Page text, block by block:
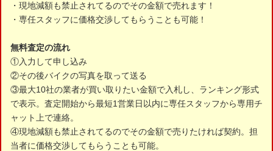
・現地減額も禁止されてるのでその金額で売れます！
・専任スタッフに価格交渉してもらうことも可能！
無料査定の流れ
①入力して申し込み
②その後バイクの写真を取って送る
③最大10社の業者が買い取りたい金額で入札し、ランキング形式
で表示。査定開始から最短1営業日以内に専任スタッフから専用チ
ャット上で連絡。
④現地減額も禁止されてるのでその金額で売りたければ契約。担
当者に価格交渉してもらうことも可能。